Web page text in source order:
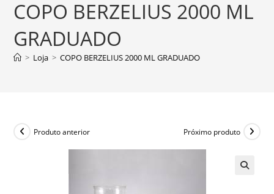
COPO BERZELIUS 2000 ML
GRADUADO
> Loja > COPO BERZELIUS 2000 ML GRADUADO
Produto anterior Próximo produto